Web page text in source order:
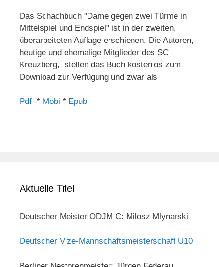
Das Schachbuch "Dame gegen zwei Türme in
Mittelspiel und Endspiel" ist in der zweiten,
überarbeiteten Auflage erschienen. Die Autoren,
heutige und ehemalige Mitglieder des SC
Kreuzberg, stellen das Buch kostenlos zum
Download zur Verfügung und zwar als
Pdf * Mobi * Epub
Aktuelle Titel
Deutscher Meister ODJM C: Milosz Mlynarski
Deutscher Vize-Mannschaftsmeisterschaft U10